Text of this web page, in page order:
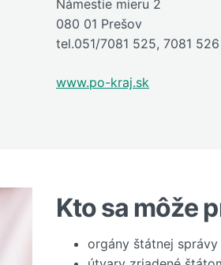
Námestie mieru 2
080 01 Prešov
tel.051/7081 525, 7081 526
www.po-kraj.sk
Kto sa môže
orgány štátnej